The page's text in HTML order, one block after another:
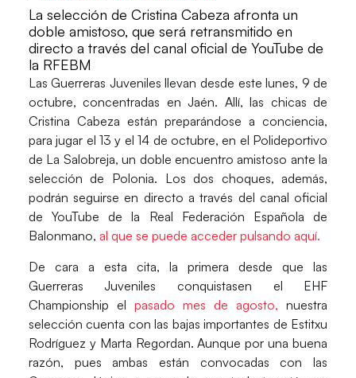
La selección de Cristina Cabeza afronta un
doble amistoso, que será retransmitido en
directo a través del canal oficial de YouTube de
la RFEBM
Las Guerreras Juveniles llevan desde este lunes, 9 de
octubre, concentradas en Jaén. Allí, las chicas de
Cristina Cabeza están preparándose a conciencia,
para jugar el 13 y el 14 de octubre, en el Polideportivo
de La Salobreja, un doble encuentro amistoso ante la
selección de Polonia. Los dos choques, además,
podrán seguirse en directo a través del canal oficial
de YouTube de la Real Federación Española de
Balonmano, al que se puede acceder pulsando aquí.
De cara a esta cita,la primera desde que las
Guerreras Juveniles conquistasen el EHF
Championship el pasado mes de agosto, nuestra
selección cuenta con las bajas importantes de Estitxu
Rodríguez y Marta Regordan. Aunque por una buena
razón, pues ambas están convocadas con las